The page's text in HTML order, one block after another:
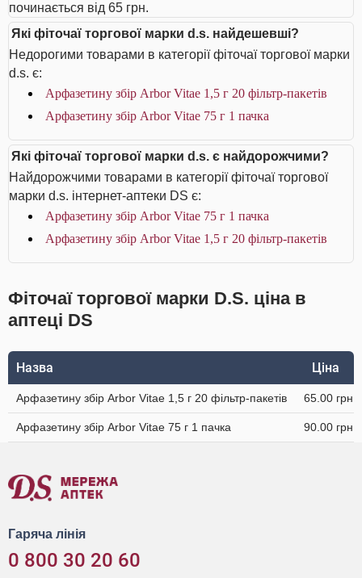
починається від 65 грн.
Які фіточаї торгової марки d.s. найдешевші?
Недорогими товарами в категорії фіточаї торгової марки
d.s. є:
Арфазетину збір Arbor Vitae 1,5 г 20 фільтр-пакетів
Арфазетину збір Arbor Vitae 75 г 1 пачка
Які фіточаї торгової марки d.s. є найдорожчими?
Найдорожчими товарами в категорії фіточаї торгової
марки d.s. інтернет-аптеки DS є:
Арфазетину збір Arbor Vitae 75 г 1 пачка
Арфазетину збір Arbor Vitae 1,5 г 20 фільтр-пакетів
Фіточаї торгової марки D.S. ціна в
аптеці DS
Назва Ціна
Арфазетину збір Arbor Vitae 1,5 г 20 фільтр-пакетів 65.00 грн
Арфазетину збір Arbor Vitae 75 г 1 пачка 90.00 грн
Гаряча лінія
0 800 30 20 60